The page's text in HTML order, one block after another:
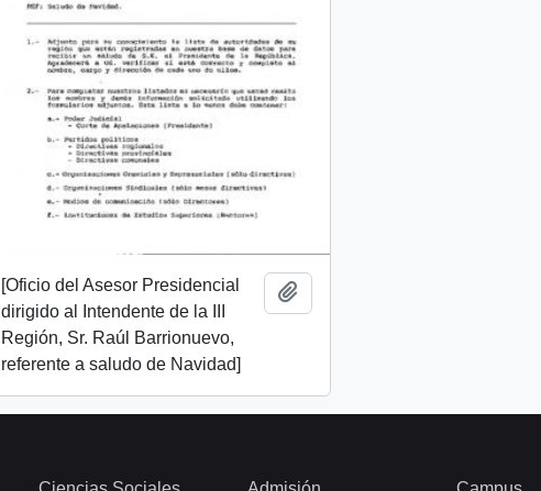
[Oficio del Asesor Presidencial
dirigido al Intendente de la III
Región, Sr. Raúl Barrionuevo,
referente a saludo de Navidad]